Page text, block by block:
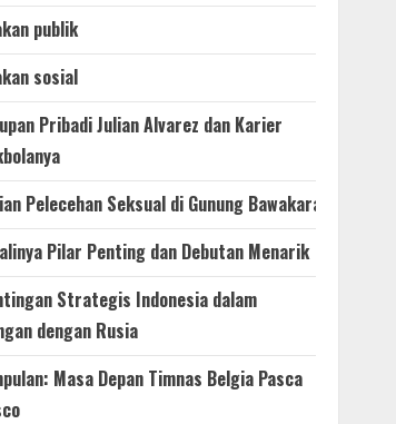
publik
sosial
Pribadi Julian Alvarez dan Karier
Pelecehan Seksual di Gunung Bawakaraeng
Pilar Penting dan Debutan Menarik
Strategis Indonesia dalam
dengan Rusia
Masa Depan Timnas Belgia Pasca